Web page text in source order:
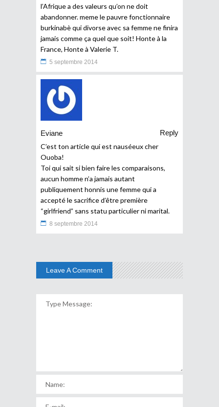
l’Afrique a des valeurs qu’on ne doit
abandonner. meme le pauvre fonctionnaire
burkinabè qui divorse avec sa femme ne finira
jamais comme ça quel que soit! Honte à la
France, Honte à Valerie T.
5 septembre 2014
Eviane
Reply
C’est ton article qui est nauséeux cher
Ouoba!
Toi qui sait si bien faire les comparaisons,
aucun homme n’a jamais autant
publiquement honnis une femme qui a
accepté le sacrifice d’être première
“girlfriend” sans statu particulier ni marital.
8 septembre 2014
Leave A Comment